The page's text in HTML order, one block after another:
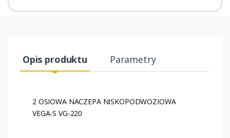
Opis produktu Parametry
2 OSIOWA NACZEPA NISKOPODWOZIOWA
VEGA-S VG-220